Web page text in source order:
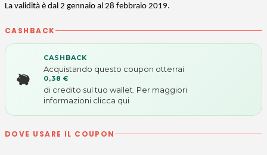
La validità è dal 2 gennaio al 28 febbraio 2019.
CASHBACK
CASHBACK
Acquistando questo coupon otterrai
0,38 €
di credito sul tuo wallet. Per maggiori
informazioni clicca qui
DOVE USARE IL COUPON